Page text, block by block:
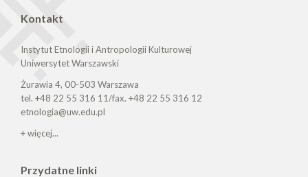
Kontakt
Instytut Etnologii i Antropologii Kulturowej
Uniwersytet Warszawski
Żurawia 4, 00-503 Warszawa
tel. +48 22 55 316 11/fax. +48 22 55 316 12
etnologia@uw.edu.pl
+ więcej...
Przydatne linki